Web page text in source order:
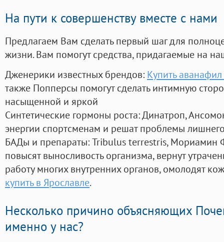
На пути к совершенству вместе с нами
Предлагаем Вам сделать первый шаг для
жизни. Вам помогут средства, придагаемые на
Дженерики известных брендов: Купить
также Попперсы помогут сделать интимную
насыщенной и яркой
Синтетические гормоны роста: Динатроп,
энергии спортсменам и решат проблемы
БАДы и препараты:Tribulus terrestris, Мориамин
повысят выносливость организма, вернут
работу многих внутренних органов, омолодят
купить в Ярославле.
Несколько причино объясняющих
именно у нас?